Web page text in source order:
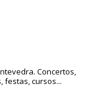
Concertos,
festas, cursos...